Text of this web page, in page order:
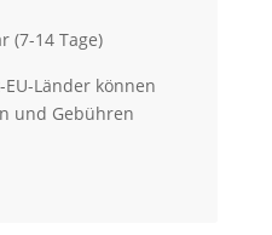
(7-14 Tage)
Länder können
und Gebühren